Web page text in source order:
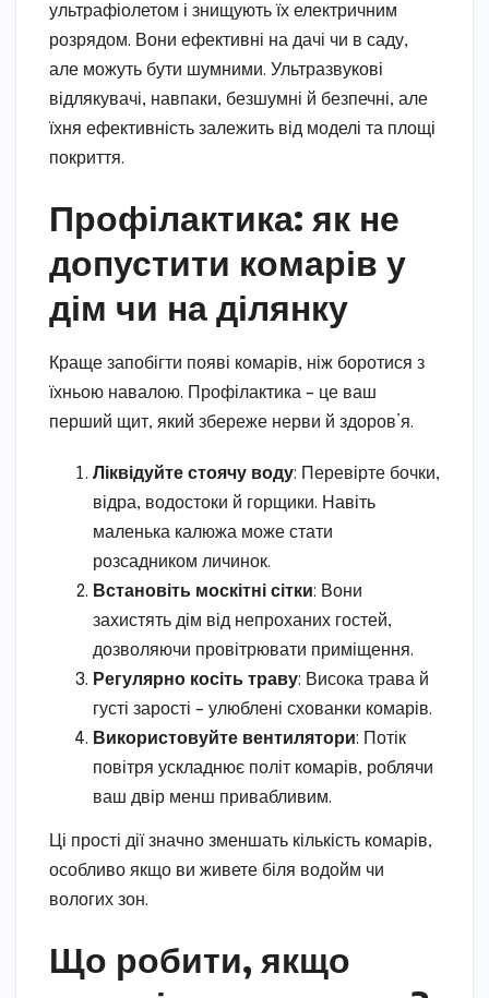
ультрафіолетом і знищують їх електричним
розрядом. Вони ефективні на дачі чи в саду,
але можуть бути шумними. Ультразвукові
відлякувачі, навпаки, безшумні й безпечні, але
їхня ефективність залежить від моделі та площі
покриття.
Профілактика: як не
допустити комарів у
дім чи на ділянку
Краще запобігти появі комарів, ніж боротися з
їхньою навалою. Профілактика – це ваш
перший щит, який збереже нерви й здоров’я.
Ліквідуйте стоячу воду: Перевірте бочки,
відра, водостоки й горщики. Навіть
маленька калюжа може стати
розсадником личинок.
Встановіть москітні сітки: Вони
захистять дім від непроханих гостей,
дозволяючи провітрювати приміщення.
Регулярно косіть траву: Висока трава й
густі зарості – улюблені схованки комарів.
Використовуйте вентилятори: Потік
повітря ускладнює політ комарів, роблячи
ваш двір менш привабливим.
Ці прості дії значно зменшать кількість комарів,
особливо якщо ви живете біля водойм чи
вологих зон.
Що робити, якщо